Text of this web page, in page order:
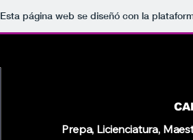
Esta página web se diseñó con la
Prepa, Licienciatura,